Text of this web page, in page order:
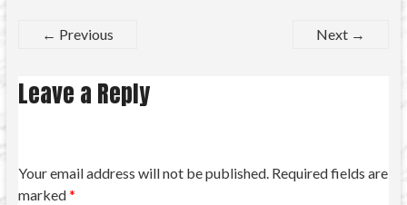
← Previous Next →
Leave a Reply
Your email address will not be published. Required fields are
marked*